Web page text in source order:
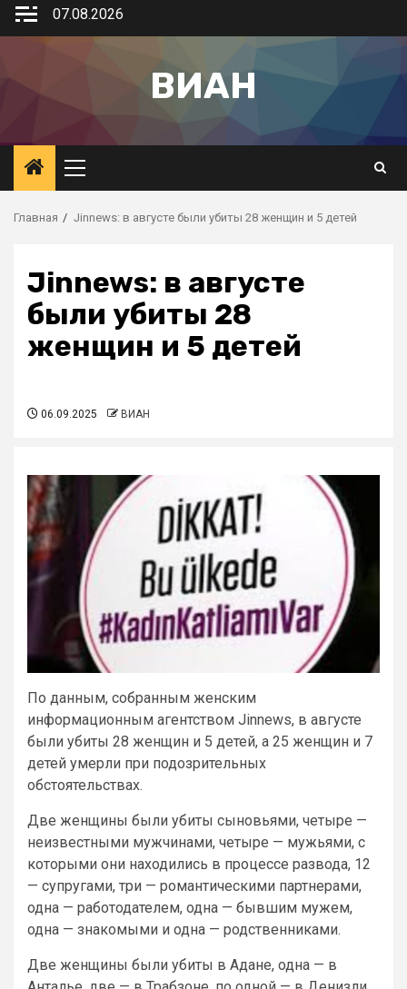
07.08.2026
ВИАН
Главная Jinnews: в августе были убиты 28 женщин и 5 детей
Jinnews: в августе
были убиты 28
женщин и 5 детей
06.09.2025 ВИАН
По данным, собранным женским
информационным агентством Jinnews, в августе
были убиты 28 женщин и 5 детей, а 25 женщин и 7
детей умерли при подозрительных
обстоятельствах.
Две женщины были убиты сыновьями, четыре —
неизвестными мужчинами, четыре — мужьями, с
которыми они находились в процессе развода, 12
— супругами, три — романтическими партнерами,
одна — работодателем, одна — бывшим мужем,
одна — знакомыми и одна — родственниками.
Две женщины были убиты в Адане, одна — в